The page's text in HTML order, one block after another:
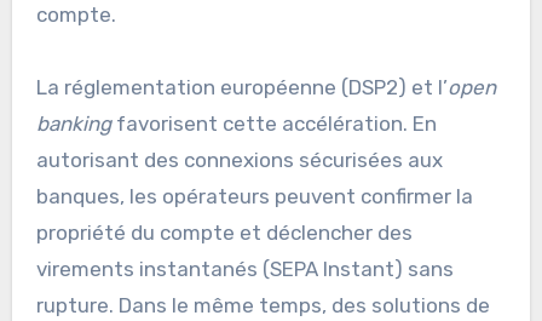
compte.
La réglementation européenne (DSP2) et l’open
bankingfavorisent cette accélération. En
autorisant des connexions sécurisées aux
banques, les opérateurs peuvent confirmer la
propriété du compte et déclencher des
virements instantanés (SEPA Instant) sans
rupture. Dans le même temps, des solutions de